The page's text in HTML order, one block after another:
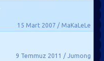
15 Mart 2007 / MaKaLeLe
9 Temmuz 2011 / Jumong